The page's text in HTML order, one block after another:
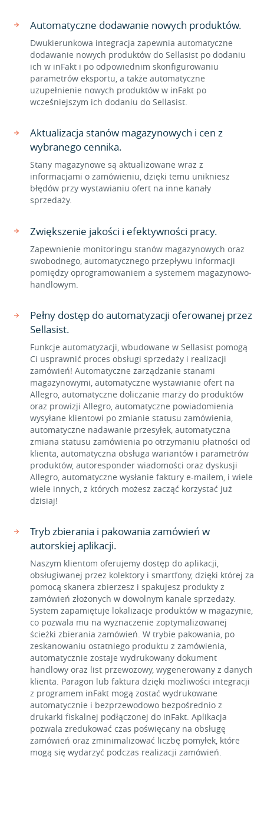
Automatyczne dodawanie nowych produktów.
Dwukierunkowa integracja zapewnia automatyczne
dodawanie nowych produktów do Sellasist po dodaniu
ich w inFakt i po odpowiednim skonfigurowaniu
parametrów eksportu, a także automatyczne
uzupełnienie nowych produktów w inFakt po
wcześniejszym ich dodaniu do Sellasist.
Aktualizacja stanów magazynowych i cen z
wybranego cennika.
Stany magazynowe są aktualizowane wraz z
informacjami o zamówieniu, dzięki temu unikniesz
błędów przy wystawianiu ofert na inne kanały
sprzedaży.
Zwiększenie jakości i efektywności pracy.
Zapewnienie monitoringu stanów magazynowych oraz
swobodnego, automatycznego przepływu informacji
pomiędzy oprogramowaniem a systemem magazynowo-
handlowym.
Pełny dostęp do automatyzacji oferowanej przez
Sellasist.
Funkcje automatyzacji, wbudowane w Sellasist pomogą
Ci usprawnić proces obsługi sprzedaży i realizacji
zamówień! Automatyczne zarządzanie stanami
magazynowymi, automatyczne wystawianie ofert na
Allegro, automatyczne doliczanie marży do produktów
oraz prowizji Allegro, automatyczne powiadomienia
wysyłane klientowi po zmianie statusu zamówienia,
automatyczne nadawanie przesyłek, automatyczna
zmiana statusu zamówienia po otrzymaniu płatności od
klienta, automatyczna obsługa wariantów i parametrów
produktów, autoresponder wiadomości oraz dyskusji
Allegro, automatyczne wysłanie faktury e-mailem, i wiele
wiele innych, z których możesz zacząć korzystać już
dzisiaj!
Tryb zbierania i pakowania zamówień w
autorskiej aplikacji.
Naszym klientom oferujemy dostęp do aplikacji,
obsługiwanej przez kolektory i smartfony, dzięki której za
pomocą skanera zbierzesz i spakujesz produkty z
zamówień złożonych w dowolnym kanale sprzedaży.
System zapamiętuje lokalizacje produktów w magazynie,
co pozwala mu na wyznaczenie zoptymalizowanej
ścieżki zbierania zamówień. W trybie pakowania, po
zeskanowaniu ostatniego produktu z zamówienia,
automatycznie zostaje wydrukowany dokument
handlowy oraz list przewozowy, wygenerowany z danych
klienta. Paragon lub faktura dzięki możliwości integracji
z programem inFakt mogą zostać wydrukowane
automatycznie i bezprzewodowo bezpośrednio z
drukarki fiskalnej podłączonej do inFakt. Aplikacja
pozwala zredukować czas poświęcany na obsługę
zamówień oraz zminimalizować liczbę pomyłek, które
mogą się wydarzyć podczas realizacji zamówień.